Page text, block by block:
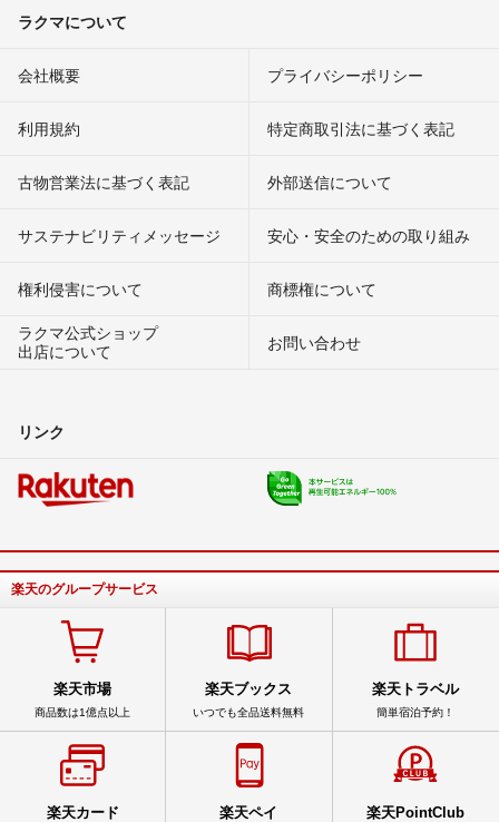
ラクマについて
会社概要 プライバシーポリシー
利用規約 特定商取引法に基づく表記
古物営業法に基づく表記 外部送信について
サステナビリティメッセージ 安心・安全のための取り組み
権利侵害について
商標権について
ラクマ公式ショップ
出店について
お問い合わせ
リンク
楽天のグループサービス
楽天市場
商品数は1億点以上
楽天ブックス
いつでも全品送料無料
楽天トラベル
簡単宿泊予約！
楽天カード 楽天ペイ 楽天PointClub